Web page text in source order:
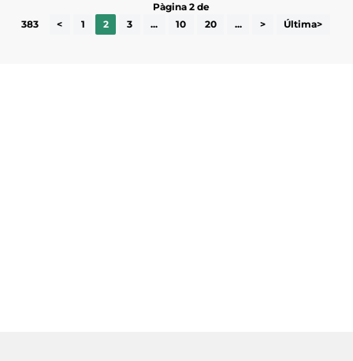
Pàgina 2 de
383
< 1 2 3 ... 10 20 ... > Última>